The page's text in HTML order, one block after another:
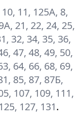
10, 11, 125А, 8,
21, 22, 24, 25,
32, 34, 35, 36,
47, 48, 49, 50,
64, 66, 68, 69,
85, 87, 87Б,
107, 109, 111,
127, 131.